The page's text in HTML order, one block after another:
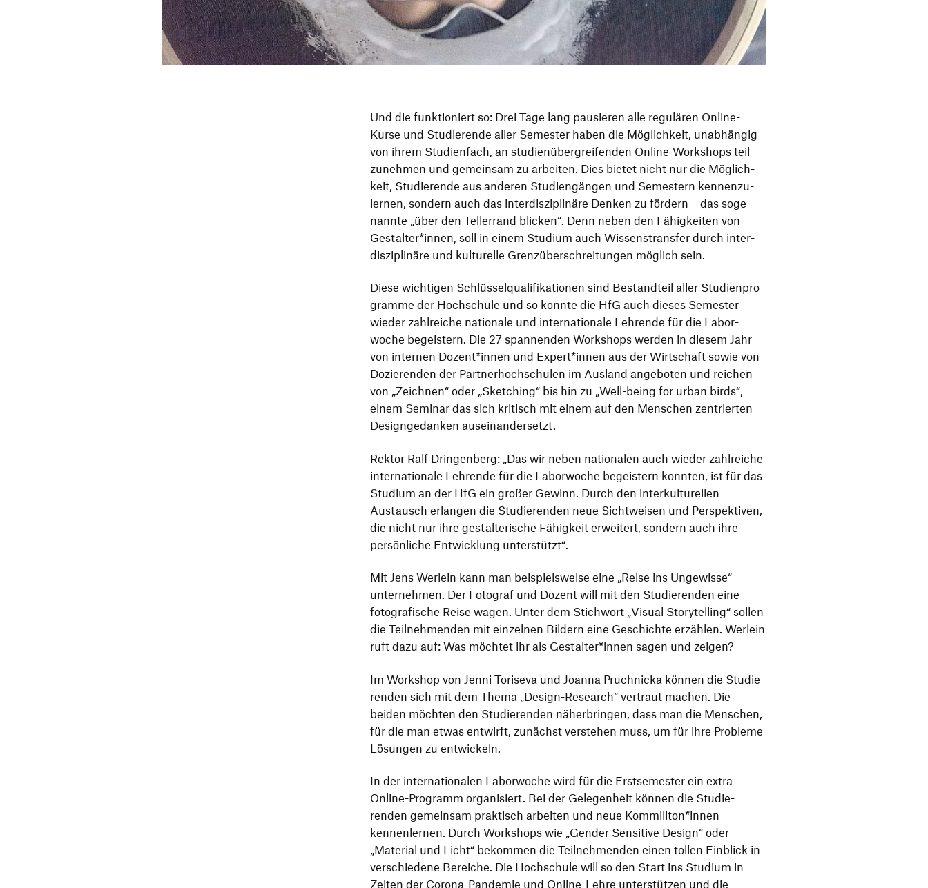
Und die funk­tio­niert so: Drei Tage lang pausieren alle regu­lären Online-
Kurse und Studie­rende aller Semester haben die Möglich­keit, unab­hängig
von ihrem Studi­en­fach, an studi­en­über­grei­fenden Online-Work­shops teil­
zu­nehmen und gemeinsam zu arbeiten. Dies bietet nicht nur die Möglich­
keit, Studie­rende aus anderen Studi­en­gängen und Semes­tern kennen­zu­
lernen, sondern auch das inter­dis­zi­pli­näre Denken zu fördern – das soge­
nannte „über den Teller­rand blicken“. Denn neben den Fähig­keiten von
Gestalter*innen, soll in einem Studium auch Wissens­transfer durch inter­
dis­zi­pli­näre und kultu­relle Grenz­über­schrei­tungen möglich sein.
Diese wich­tigen Schlüs­sel­qua­li­fi­ka­tionen sind Bestand­teil aller Studi­en­pro­
gramme der Hoch­schule und so konnte die HfG auch dieses Semester
wieder zahl­reiche natio­nale und inter­na­tio­nale Lehrende für die Labor­
woche begeis­tern. Die 27 span­nenden Work­shops werden in diesem Jahr
von internen Dozent*innen und Expert*innen aus der Wirt­schaft sowie von
Dozie­renden der Part­ner­hoch­schulen im Ausland ange­boten und reichen
von „Zeichnen“ oder „Sket­ching“ bis hin zu „Well-being for urban birds“,
einem Seminar das sich kritisch mit einem auf den Menschen zentrierten
Design­ge­danken auseinandersetzt.
Rektor Ralf Drin­gen­berg: Das wir neben natio­nalen auch wieder zahl­reiche
inter­na­tio­nale Lehrende für die Labor­woche begeis­tern konnten, ist für das
Studium an der HfG ein großer Gewinn. Durch den inter­kul­tu­rellen
Austausch erlangen die Studie­renden neue Sicht­weisen und Perspek­tiven,
die nicht nur ihre gestal­te­ri­sche Fähig­keit erwei­tert, sondern auch ihre
persön­liche Entwick­lung unterstützt“.
Mit Jens Werlein kann man beispiels­weise eine „Reise ins Unge­wisse“
unter­nehmen. Der Foto­graf und Dozent will mit den Studie­renden eine
foto­gra­fi­sche Reise wagen. Unter dem Stich­wort „Visual Storytel­ling“ sollen
die Teil­neh­menden mit einzelnen Bildern eine Geschichte erzählen. Werlein
ruft dazu auf: Was möchtet ihr als Gestalter*innen sagen und zeigen?
Im Work­shop von Jenni Tori­seva und Joanna Pruch­nicka können die Studie­
renden sich mit dem Thema Design-Rese­arch“ vertraut machen. Die
beiden möchten den Studie­renden näher­bringen, dass man die Menschen,
für die man etwas entwirft, zunächst verstehen muss, um für ihre Probleme
Lösungen zu entwickeln.
In der inter­na­tio­nalen Labor­woche wird für die Erst­se­mester ein extra
Online-Programm orga­ni­siert. Bei der Gele­gen­heit können die Studie­
renden gemeinsam prak­tisch arbeiten und neue Kommiliton*innen
kennen­lernen. Durch Work­shops wie „Gender Sensi­tive Design“ oder
„Mate­rial und Licht“ bekommen die Teil­neh­menden einen tollen Einblick in
verschie­dene Bereiche. Die Hoch­schule will so den Start ins Studium in
Zeiten der Corona-Pandemie und Online-Lehre unter­stützen und die